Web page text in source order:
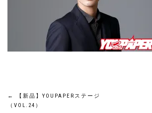
投
←
【新品】YOUPAPERステージ
（VOL.24）